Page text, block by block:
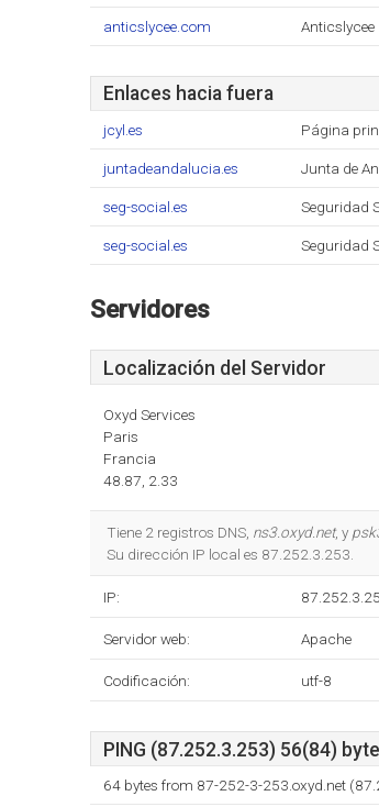
anticslycee.com Anticslycee
Enlaces hacia fuera
jcyl.es Página
juntadeandalucia.es Junta de
seg-social.es Seguridad
seg-social.es Seguridad
Servidores
Localización del Servidor
Oxyd Services
Paris
Francia
48.87, 2.33
Tiene 2 registros DNS, ns3.oxyd.net, y
Su dirección IP local es 87.252.3.253.
IP:
Servidor web: Apache
Codificación: utf-8
PING (87.252.3.253) 56(84)
64 bytes from 87-252-3-253.oxyd.net